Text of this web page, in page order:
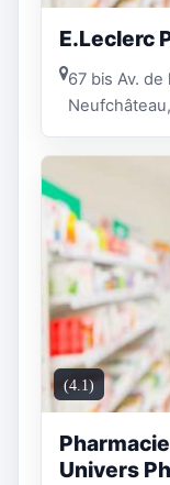
E.Leclerc
67 bis Av.
(4.1)
Univers